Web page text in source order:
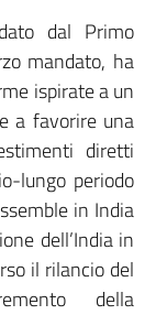
dal Primo
mandato, ha
ispirate a un
a favorire una
diretti
lungo periodo
in India
dell’India in
il rilancio del
della